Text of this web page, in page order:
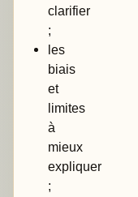
clarifier
;
les
biais
et
limites
à
mieux
expliquer
;